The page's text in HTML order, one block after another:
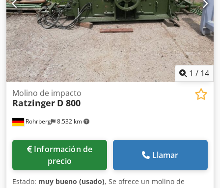
1 / 14
Rohrberg 8.532 km
Molino de impacto
Ratzinger D 800
Información de
precio
Llamar
Estado: muy bueno (usado), Se ofrece un molino de